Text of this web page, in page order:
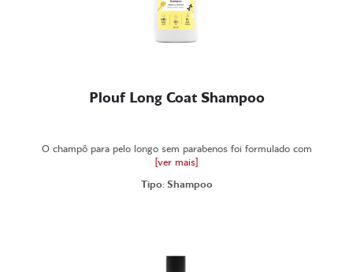
Plouf Long Coat Shampoo
O champô para pelo longo sem parabenos foi formulado com
[ver mais]
Tipo: Shampoo